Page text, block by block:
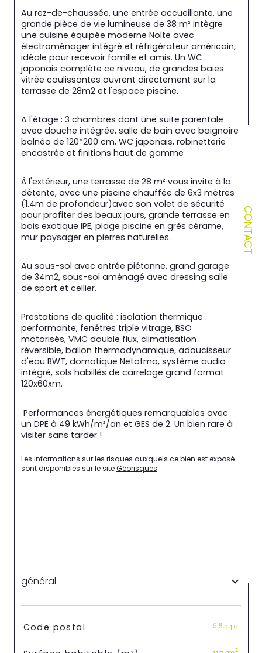
CONTACT
Au rez-de-chaussée, une entrée accueillante, une
grande pièce de vie lumineuse de 38 m² intègre
une cuisine équipée moderne Nolte avec
électroménager intégré et réfrigérateur américain,
idéale pour recevoir famille et amis. Un WC
japonais complète ce niveau, de grandes baies
vitrée coulissantes ouvrent directement sur la
terrasse de 28m2 et l'espace piscine.
A l'étage : 3 chambres dont une suite parentale
avec douche intégrée, salle de bain avec baignoire
balnéo de 120*200 cm, WC japonais, robinetterie
encastrée et finitions haut de gamme
À l'extérieur, une terrasse de 28 m² vous invite à la
détente, avec une piscine chauffée de 6x3 mètres
(1.4m de profondeur)avec son volet de sécurité
pour profiter des beaux jours, grande terrasse en
bois exotique IPE, plage piscine en grès cérame,
mur paysager en pierres naturelles.
Au sous-sol avec entrée piétonne, grand garage
de 34m2, sous-sol aménagé avec dressing salle
de sport et cellier.
Prestations de qualité : isolation thermique
performante, fenêtres triple vitrage, BSO
motorisés, VMC double flux, climatisation
réversible, ballon thermodynamique, adoucisseur
d'eau BWT, domotique Netatmo, système audio
intégré, sols habillés de carrelage grand format
120x60xm.
un DPE à 49 kWh/m²/an et GES de 2. Un bien rare à
visiter sans tarder !
Les informations sur les risques auxquels ce bien est exposé
sont disponibles sur le site Géorisques
général
TRAD_SIROCCO_Caracteristique
Code postal 68440